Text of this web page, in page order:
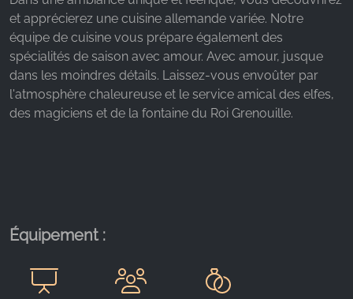
et apprécierez une cuisine allemande variée. Notre
équipe de cuisine vous prépare également des
spécialités de saison avec amour. Avec amour, jusque
dans les moindres détails. Laissez-vous envoûter par
l'atmosphère chaleureuse et le service amical des elfes,
des magiciens et de la fontaine du Roi Grenouille.
Équipement :
_fbp, fr, _fbq, fbq
Provider:
Facebook Ireland Ltd.
Purpose:
Les cookies statistiques collectent des
informations de manière anonyme. Ces